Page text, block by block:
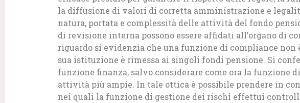
la diffusione di valori di corretta amministrazione e
natura, portata e complessità delle attività del fondo
di revisione interna possono essere affidati all’organo di
riguardo si evidenzia che una funzione di compliance non
sua istituzione è rimessa ai singoli fondi pensione. Si
funzione finanza, salvo considerare come ora la funzione
attività più ampie. In tale ottica è possibile prendere in
nei quali la funzione di gestione dei rischi effettui